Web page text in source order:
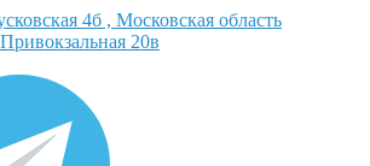
4б , Московская область
20в